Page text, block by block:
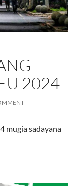
2024
mugia sadayana